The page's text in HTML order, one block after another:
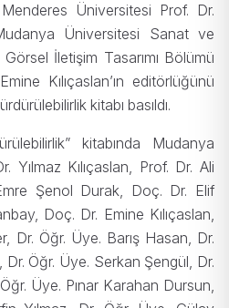
Menderes Üniversitesi Prof. Dr.
Üniversitesi Sanat ve
İletişim Tasarımı Bölümü
Kılıçaslan’ın editörlüğünü
kitabı basıldı.
kitabında Mudanya
Yılmaz Kılıçaslan, Prof. Dr. Ali
Şenol Durak, Doç. Dr. Elif
Doç. Dr. Emine Kılıçaslan,
Dr. Öğr. Üye. Barış Hasan, Dr.
Öğr. Üye. Serkan Şengül, Dr.
Üye. Pınar Karahan Dursun,